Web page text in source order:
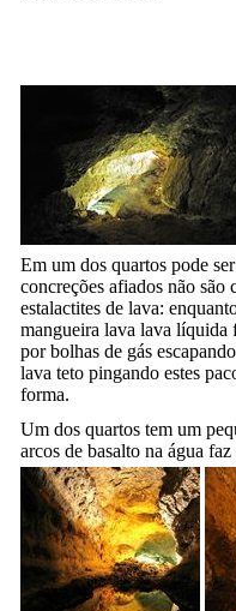
Em um dos quartos pode
concreções afiados não são
estalactites de lava:
mangueira lava lava líquida
por bolhas de gás
lava teto pingando estes
forma.
Um dos quartos tem um
arcos de basalto na água